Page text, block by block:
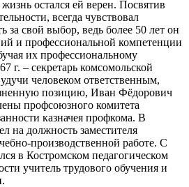
остался ей верен. Посвятив
всегда чувствовал
за свой выбор, ведь более 50 лет он
и профессиональной компетенции
их профессиональному
г. – секретарь комсомольской
человеком ответственным,
позицию, Иван Фёдорович
профсоюзного комитета
казначея профкома. В
на должность заместителя
производственной работе. С
в Костромском педагогическом
учитель трудового обучения и